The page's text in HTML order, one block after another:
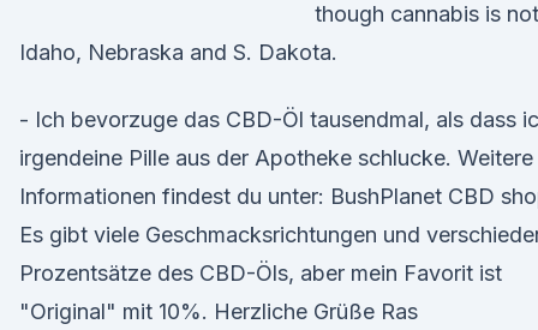
though cannabis is
Idaho, Nebraska and S. Dakota.
- Ich bevorzuge das CBD-Öl tausendmal, als dass
irgendeine Pille aus der Apotheke schlucke. Weitere
Informationen findest du unter: BushPlanet CBD
Es gibt viele Geschmacksrichtungen und
Prozentsätze des CBD-Öls, aber mein Favorit ist
"Original" mit 10%. Herzliche Grüße Ras